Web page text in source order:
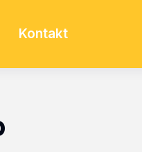
Kontakt